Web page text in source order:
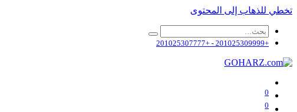
تخطي للذهاب إلى المحتوى
+201025309999 - +201025307777
0
0